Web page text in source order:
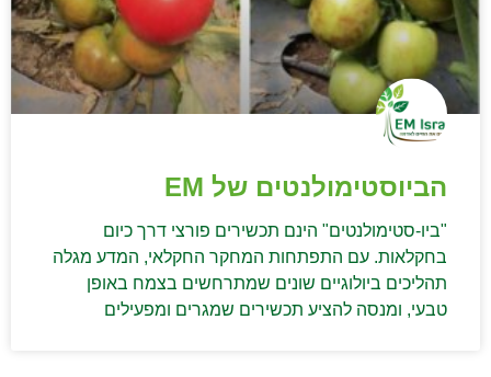
הביוסטימולנטים של EM
"ביו-סטימולנטים" הינם תכשירים פורצי דרך כיום
בחקלאות. עם התפתחות המחקר החקלאי, המדע מגלה
תהליכים ביולוגיים שונים שמתרחשים בצמח באופן
טבעי, ומנסה להציע תכשירים שמגרים ומפעילים